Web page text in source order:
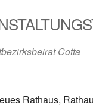
Cotta
Rathaus,